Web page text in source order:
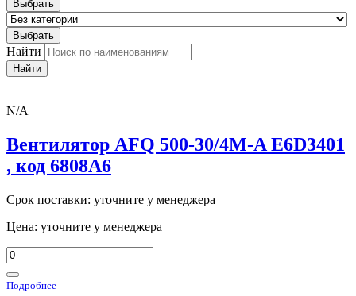
Выбрать
Выбрать
Найти
Найти
N/A
Вентилятор AFQ 500-30/4M-A E6D3401
, код 6808A6
Срок поставки: уточните у менеджера
Цена: уточните у менеджера
Подробнее